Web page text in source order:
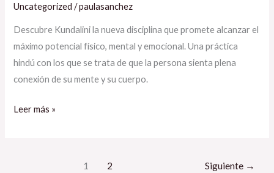
Uncategorized /paulasanchez
Descubre Kundalini la nueva disciplina que promete alcanzar el
máximo potencial físico, mental y emocional. Una práctica
hindú con los que se trata de que la persona sienta plena
conexión de su mente y su cuerpo. ​
Leer más »
1 2 Siguiente →